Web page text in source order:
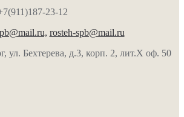
23-12
rosteh-spb@mail.ru
ул. Бехтерева, д.3, корп. 2, лит.Х оф. 50